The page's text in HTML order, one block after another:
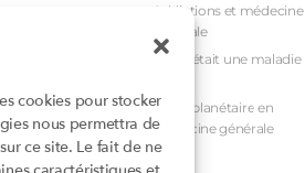
cookies pour stocker
nous permettra de
ce site. Le fait de ne
Addictions et médecine
générale
Et si c’était une maladie
Santé planétaire en
médecine générale